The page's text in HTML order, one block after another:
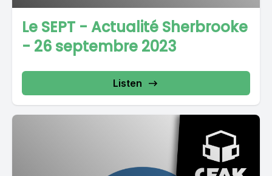
Le SEPT - Actualité Sherbrooke
- 26 septembre 2023
Listen